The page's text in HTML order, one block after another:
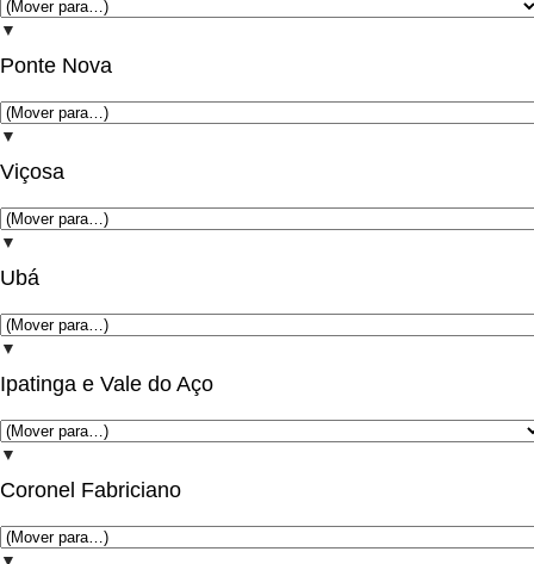
▼
Ponte Nova
▼
Viçosa
▼
Ubá
▼
Ipatinga e Vale do Aço
▼
Coronel Fabriciano
▼